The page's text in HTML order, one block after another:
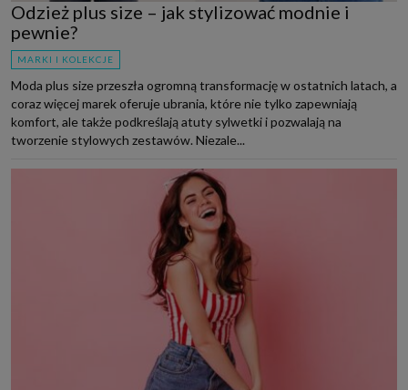
Odzież plus size – jak stylizować modnie i
pewnie?
MARKI I KOLEKCJE
Moda plus size przeszła ogromną transformację w ostatnich latach, a
coraz więcej marek oferuje ubrania, które nie tylko zapewniają
komfort, ale także podkreślają atuty sylwetki i pozwalają na
tworzenie stylowych zestawów. Niezale...